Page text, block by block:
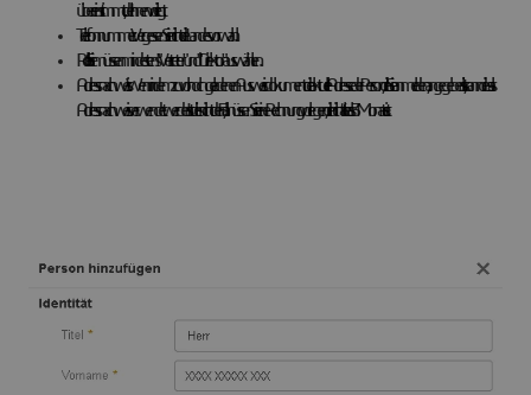
übereinstimmt, der Ihnen vorliegt.
Telefonnummer: Vergessen Sie nicht die Landesvorwahl.
Rolle: Sie müssen mindestens "Vertreter" und "Direktor" auswählen.
Adressnachweis: Wenn in dem zuvor hochgeladenen Ausweisdokument die aktuelle Adresse der Person, die Sie anmelden, angegeben ist, kann dies als
Adressnachweis verwendet werden. Ist dies nicht der Fall, müssen Sie eine Rechnung vorlegen, die nicht älter als 3 Monate ist.